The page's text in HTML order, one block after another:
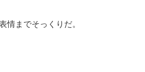
情までそっくりだ。